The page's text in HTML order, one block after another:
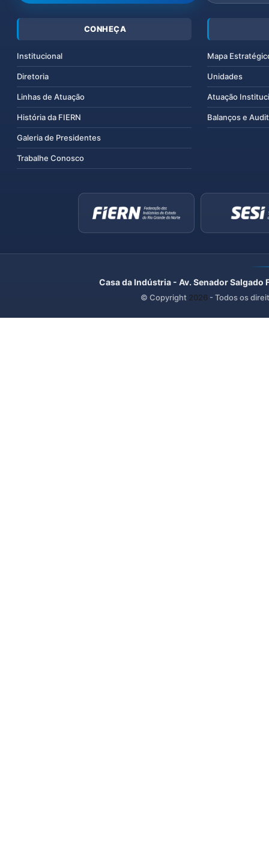
CONHEÇA
Institucional
Diretoria
Linhas de Atuação
História da FIERN
Galeria de Presidentes
Trabalhe Conosco
Mapa
Unidades
Atuação
Balanços e
Casa da Indústria - Av. Senador
© Copyright 2026 - Todos os